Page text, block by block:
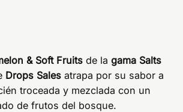
& Soft Fruits de la gama Salts
Drops Sales atrapa por su sabor a
troceada y mezclada con un
de frutos del bosque.